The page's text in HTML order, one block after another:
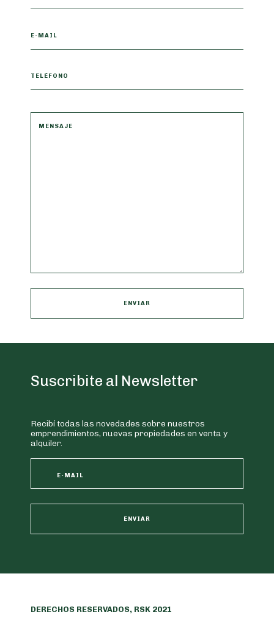
Suscribite al Newsletter
Recibí todas las novedades sobre nuestros
emprendimientos, nuevas propiedades en venta y
alquiler.
DERECHOS RESERVADOS, RSK 2021